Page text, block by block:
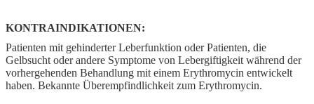
KONTRAINDIKATIONEN:
Patienten mit gehinderter Leberfunktion oder Patienten, die
Gelbsucht oder andere Symptome von Lebergiftigkeit während der
vorhergehenden Behandlung mit einem Erythromycin entwickelt
haben. Bekannte Überempfindlichkeit zum Erythromycin.